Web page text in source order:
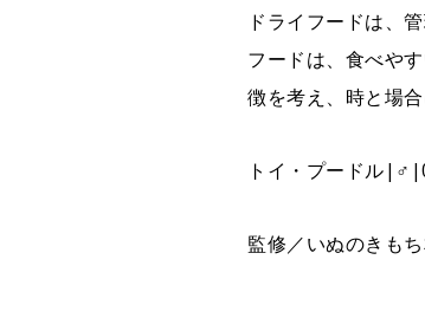
ドライフードは、
フードは、食べや
徴を考え、時と場
トイ・プードル
監修／いぬのきも